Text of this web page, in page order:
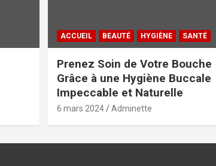
ACCUEIL BEAUTÉ HYGIÈNE SANTÉ
Prenez Soin de Votre Bouche
Grâce à une Hygiène Buccale
Impeccable et Naturelle
6 mars 2024 Adminette